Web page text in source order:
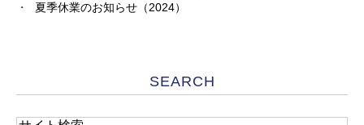
夏季休業のお知らせ（2024）
SEARCH